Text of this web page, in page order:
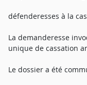
défenderesses à la
La demanderesse
unique de cassation
Le dossier a été